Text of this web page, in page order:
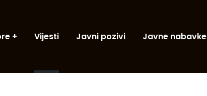
Vijesti Javni pozivi Javne nabavke